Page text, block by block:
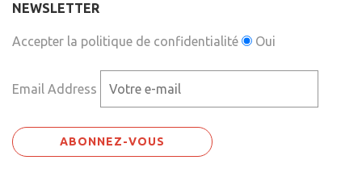
NEWSLETTER
Accepter la politique de confidentialité Oui
Email Address